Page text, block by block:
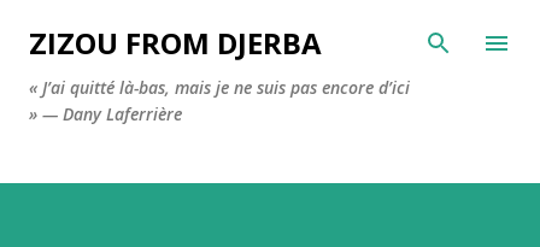
Accéder au contenu principal
ZIZOU FROM DJERBA
« J’ai quitté là-bas, mais je ne suis pas encore d’ici
» — Dany Laferrière